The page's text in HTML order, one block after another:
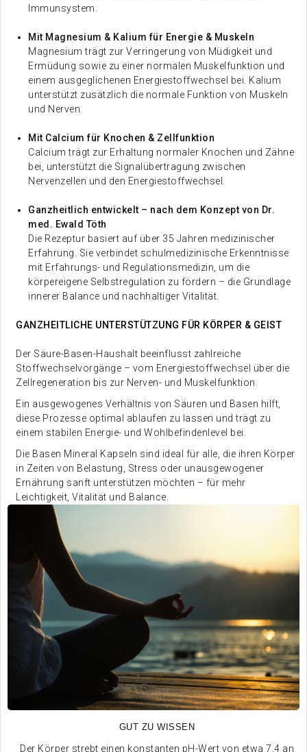
Immunsystem.
Mit Magnesium & Kalium für Energie & Muskeln
Magnesium trägt zur Verringerung von Müdigkeit und
Ermüdung sowie zu einer normalen Muskelfunktion und
einem ausgeglichenen Energiestoffwechsel bei. Kalium
unterstützt zusätzlich die normale Funktion von Muskeln
und Nerven.
Mit Calcium für Knochen & Zellfunktion
Calcium trägt zur Erhaltung normaler Knochen und Zähne
bei, unterstützt die Signalübertragung zwischen
Nervenzellen und den Energiestoffwechsel.
Ganzheitlich entwickelt – nach dem Konzept von Dr.
med. Ewald Töth
Die Rezeptur basiert auf über 35 Jahren medizinischer
Erfahrung. Sie verbindet schulmedizinische Erkenntnisse
mit Erfahrungs- und Regulationsmedizin, um die
körpereigene Selbstregulation zu fördern – die Grundlage
innerer Balance und nachhaltiger Vitalität.
GANZHEITLICHE UNTERSTÜTZUNG FÜR KÖRPER & GEIST
Der Säure-Basen-Haushalt beeinflusst zahlreiche
Stoffwechselvorgänge – vom Energiestoffwechsel über die
Zellregeneration bis zur Nerven- und Muskelfunktion.
Ein ausgewogenes Verhältnis von Säuren und Basen hilft,
diese Prozesse optimal ablaufen zu lassen und trägt zu
einem stabilen Energie- und Wohlbefindenlevel bei.
Die Basen Mineral Kapseln sind ideal für alle, die ihren Körper
in Zeiten von Belastung, Stress oder unausgewogener
Ernährung sanft unterstützen möchten – für mehr
Leichtigkeit, Vitalität und Balance.
GUT ZU WISSEN
Der Körper strebt einen konstanten pH-Wert von etwa 7,4 an